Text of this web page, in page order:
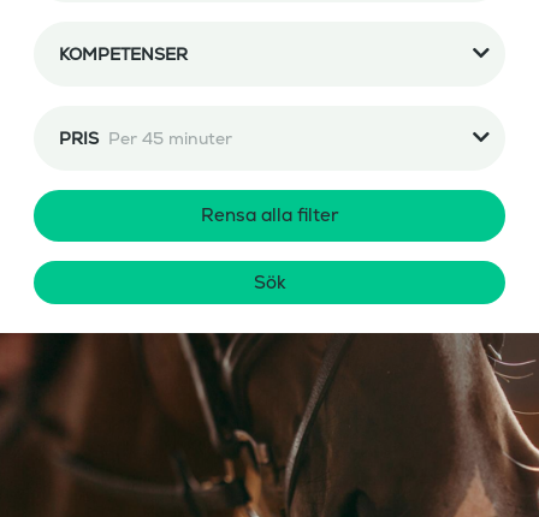
KOMPETENSER
PRIS Per 45 minuter
Rensa alla filter
Sök